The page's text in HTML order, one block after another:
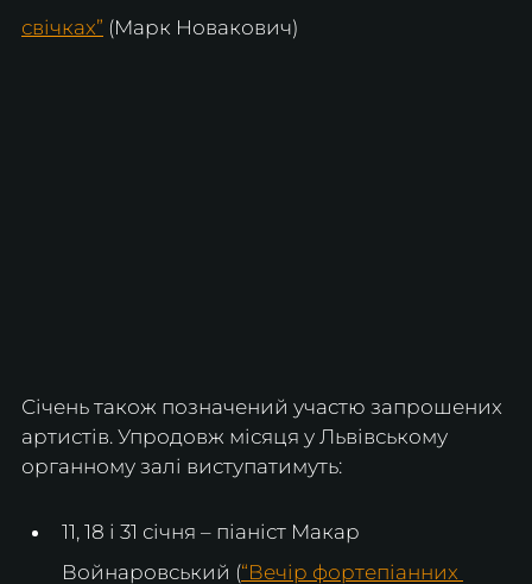
свічках” (Марк Новакович)
Січень також позначений участю запрошених
артистів. Упродовж місяця у Львівському
органному залі виступатимуть:
11, 18 і 31 січня – піаніст Макар
Войнаровський (“Вечір фортепіанних